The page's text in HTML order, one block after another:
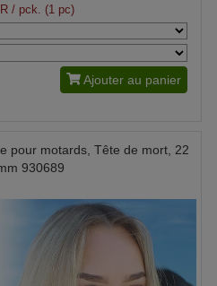
/ pck. (1 pc)
Ajouter au panier
pour motards, Tête de mort, 22
930689